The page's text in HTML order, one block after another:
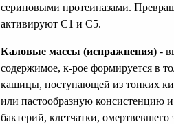
сериновыми протеиназами.
активируют С1 и С5.
Каловые массы (испражнения) -
содержимое, к-рое формируется в
кашицы, поступающей из тонких
или пастообразную консистенцию
бактерий, клетчатки,